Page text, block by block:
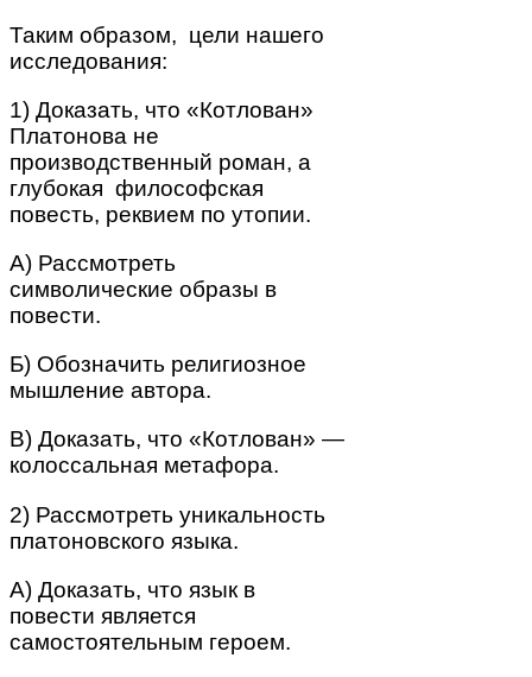
Таким образом, цели нашего
исследования:
1) Доказать, что «Котлован»
Платонова не
производственный роман, а
глубокая философская
повесть, реквием по утопии.
А) Рассмотреть
символические образы в
повести.
Б) Обозначить религиозное
мышление автора.
В) Доказать, что «Котлован» —
колоссальная метафора.
2) Рассмотреть уникальность
платоновского языка.
А) Доказать, что язык в
повести является
самостоятельным героем.